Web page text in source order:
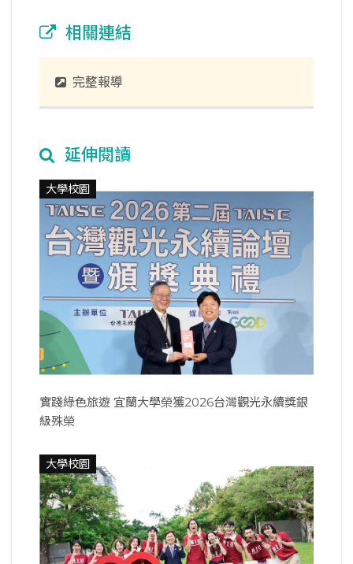
相關連結
完整報導
延伸閱讀
大學校園
實踐綠色旅遊 宜蘭大學榮獲2026台灣觀光永續獎銀
級殊榮
大學校園